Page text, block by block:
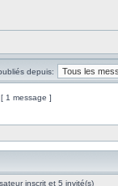
depuis:
[ 1 message ]
inscrit et 5 invité(s)